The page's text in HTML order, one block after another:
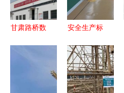
甘肃路桥数
安全生产标
进，助推老
厂换新颜
——建设工